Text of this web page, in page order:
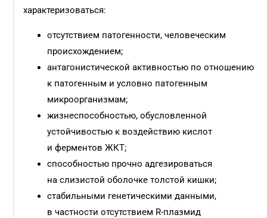
характеризоваться:
отсутствием патогенности, человеческим
происхождением;
антагонистической активностью по отношению
к патогенным и условно патогенным
микроорганизмам;
жизнеспособностью, обусловлен­ной
устойчивостью к воздействию кислот
и ферментов ЖКТ;
способностью прочно адгезироваться
на слизистой оболочке толстой кишки;
стабильными генетическими дан­ными,
в частности отсутствием R-плазмид